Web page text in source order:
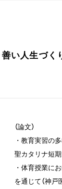
い人生づく
（論文）
・教育実習の
聖カタリナ短
・体育授業に
を通じて（神